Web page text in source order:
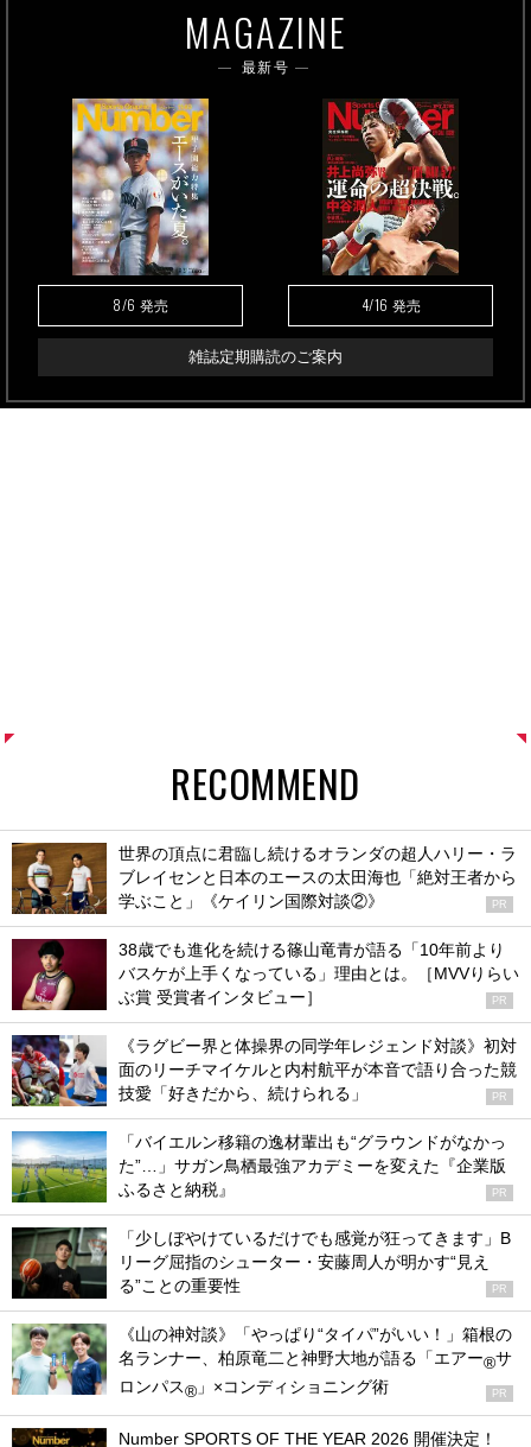
MAGAZINE
最新号
8/6 発売 4/16 発売
雑誌定期購読のご案内
RECOMMEND
世界の頂点に君臨し続けるオランダの超人ハリー・ラ
ブレイセンと日本のエースの太田海也「絶対王者から
学ぶこと」《ケイリン国際対談②》
PR
38歳でも進化を続ける篠山竜青が語る「10年前より
バスケが上手くなっている」理由とは。［MVVりらい
ぶ賞 受賞者インタビュー］
PR
《ラグビー界と体操界の同学年レジェンド対談》初対
面のリーチマイケルと内村航平が本音で語り合った競
技愛「好きだから、続けられる」
PR
「バイエルン移籍の逸材輩出も“グラウンドがなかっ
た”…」サガン鳥栖最強アカデミーを変えた『企業版
ふるさと納税』
PR
「少しぼやけているだけでも感覚が狂ってきます」B
リーグ屈指のシューター・安藤周人が明かす“見え
る”ことの重要性
PR
《山の神対談》「やっぱり“タイパ”がいい！」箱根の
名ランナー、柏原竜二と神野大地が語る「エアー®サ
ロンパス® 」×コンディショニング術 PR
Number SPORTS OF THE YEAR 2026 開催決定！